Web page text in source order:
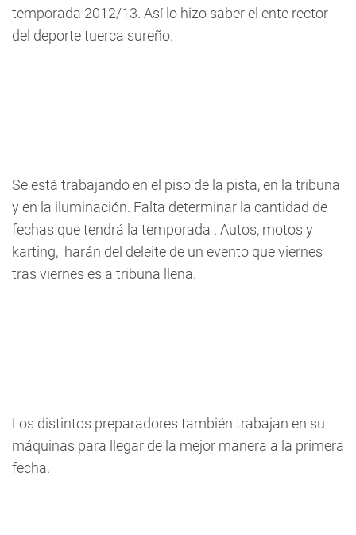
temporada 2012/13. Así lo hizo saber el ente rector
del deporte tuerca sureño.
Se está trabajando en el piso de la pista, en la tribuna
y en la iluminación. Falta determinar la cantidad de
fechas que tendrá la temporada . Autos, motos y
karting, harán del deleite de un evento que viernes
tras viernes es a tribuna llena.
Los distintos preparadores también trabajan en su
máquinas para llegar de la mejor manera a la primera
fecha.